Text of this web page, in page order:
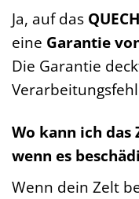
Ja, auf das
eine Garantie
Die Garantie
Wo kann ich
wenn es
Wenn dein Zelt